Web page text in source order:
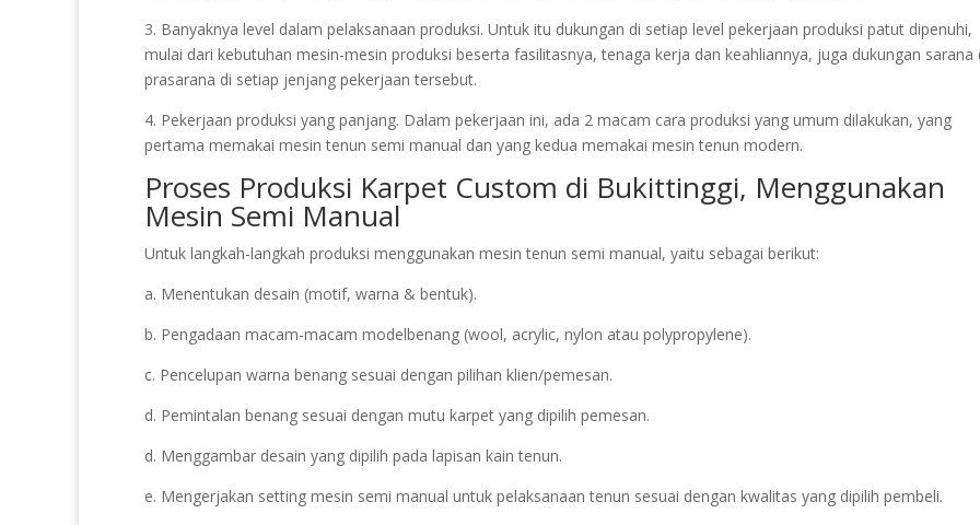
3. Banyaknya level dalam pelaksanaan produksi. Untuk itu dukungan di setiap level pekerjaan produksi patut dipenuhi,
mulai dari kebutuhan mesin-mesin produksi beserta fasilitasnya, tenaga kerja dan keahliannya, juga dukungan sarana
prasarana di setiap jenjang pekerjaan tersebut.
4. Pekerjaan produksi yang panjang. Dalam pekerjaan ini, ada 2 macam cara produksi yang umum dilakukan, yang
pertama memakai mesin tenun semi manual dan yang kedua memakai mesin tenun modern.
Proses Produksi Karpet Custom di Bukittinggi, Menggunakan
Mesin Semi Manual
Untuk langkah-langkah produksi menggunakan mesin tenun semi manual, yaitu sebagai berikut:
a. Menentukan desain (motif, warna & bentuk).
b. Pengadaan macam-macam modelbenang (wool, acrylic, nylon atau polypropylene).
c. Pencelupan warna benang sesuai dengan pilihan klien/pemesan.
d. Pemintalan benang sesuai dengan mutu karpet yang dipilih pemesan.
d. Menggambar desain yang dipilih pada lapisan kain tenun.
e. Mengerjakan setting mesin semi manual untuk pelaksanaan tenun sesuai dengan kwalitas yang dipilih pembeli.